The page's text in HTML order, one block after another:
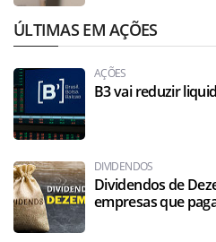
ÚLTIMAS EM AÇÕES
AÇÕES
B3 vai reduzir
DIVIDENDOS
Dividendos de
empresas que